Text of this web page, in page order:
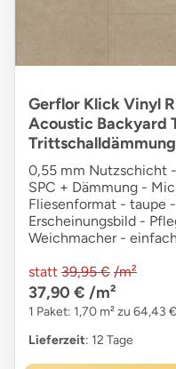
Gerflor Klick Vinyl
Acoustic Backyard
0,55 mm Nutzschicht
SPC + Dämmung -
Fliesenformat - taupe
Erscheinungsbild -
Weichmacher -
statt 39,95 € /m²
37,90 € /m²
1 Paket: 1,70 m² zu 64,43 €
Lieferzeit: 12 Tage